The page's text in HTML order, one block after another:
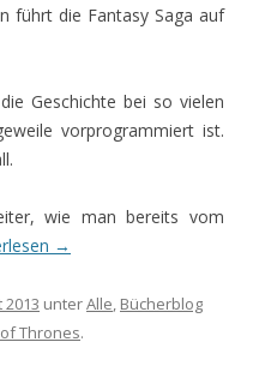
führt die Fantasy Saga auf
Geschichte bei so vielen
vorprogrammiert ist.
wie man bereits vom
→
2013 unterAlle, Bücherblog
Thrones.